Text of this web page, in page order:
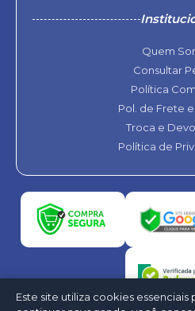
Quem
Consultar
Política
Pol. de Frete
Troca e
Política de
Este site utiliza cookies